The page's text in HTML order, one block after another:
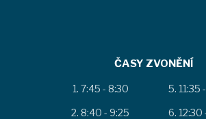
ČASY ZVONĚNÍ
7:45 - 8:30
8:40 - 9:25
11:35
12:30